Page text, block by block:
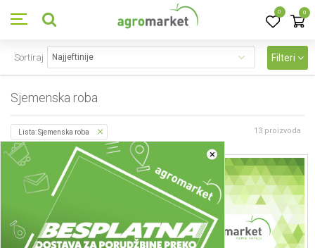
0 0
×
Sjemenska roba
Sortiraj Filteri
Lista: Sjemenska roba 13 proizvoda